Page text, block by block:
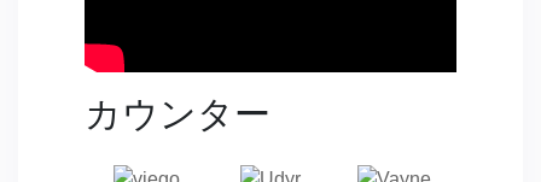
カウンター